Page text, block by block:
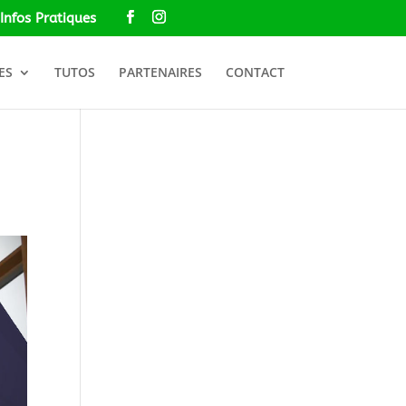
Pratiques
TUTOS PARTENAIRES CONTACT